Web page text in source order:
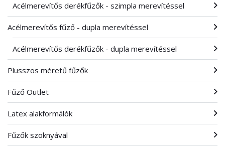
Acélmerevítős derékfűzők - szimpla merevítéssel
Acélmerevítős fűző - dupla merevítéssel
Acélmerevítős derékfűzők - dupla merevítéssel
Plusszos méretű fűzők
Fűző Outlet
Latex alakformálók
Fűzők szoknyával